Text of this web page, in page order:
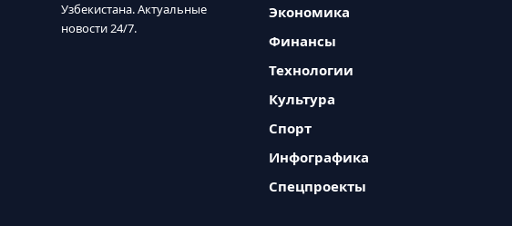
Узбекистана. Актуальные
новости 24/7.
Экономика
Финансы
Технологии
Культура
Спорт
Инфографика
Спецпроекты